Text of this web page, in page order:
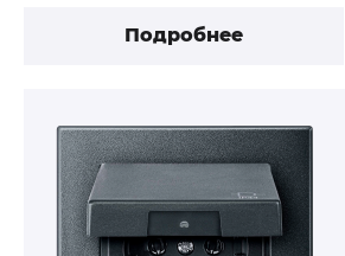
Подробнее